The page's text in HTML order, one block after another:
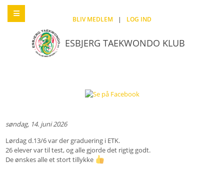
BLIV MEDLEM | LOG IND
ESBJERG TAEKWONDO KLUB
søndag, 14. juni 2026
Lørdag d.13/6 var der graduering i ETK.
26 elever var til test, og alle gjorde det rigtig godt.
De ønskes alle et stort tillykke